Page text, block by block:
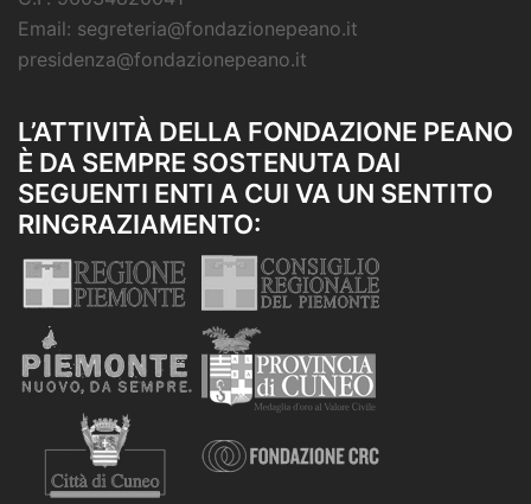
Email: segreteria@fondazionepeano.it
presidenza@fondazionepeano.it
L’ATTIVITÀ DELLA FONDAZIONE PEANO
È DA SEMPRE SOSTENUTA DAI
SEGUENTI ENTI A CUI VA UN SENTITO
RINGRAZIAMENTO: